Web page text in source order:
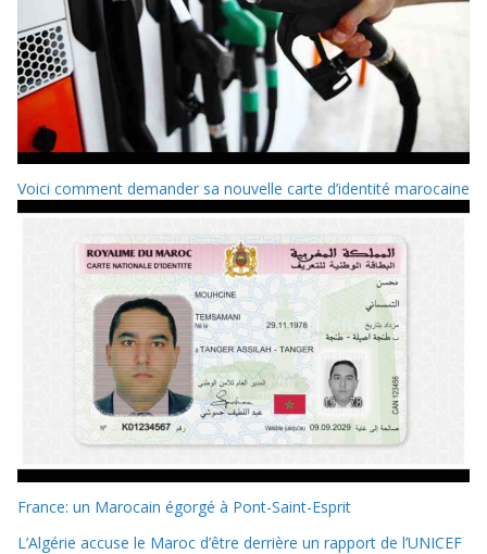
Voici comment demander sa nouvelle carte d’identité marocaine
France: un Marocain égorgé à Pont-Saint-Esprit
L’Algérie accuse le Maroc d’être derrière un rapport de l’UNICEF